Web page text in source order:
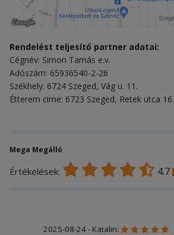
Rendelést teljesítő partner adatai:
Cégnév: Simon Tamás e.v.
Adószám: 65936540-2-26
Székhely: 6724 Szeged, Vág u. 11.
Étterem címe: 6723 Szeged, Retek utca 16.
Mega Megálló
Értékelések: 4.7
2025-08-24 - Katalin: